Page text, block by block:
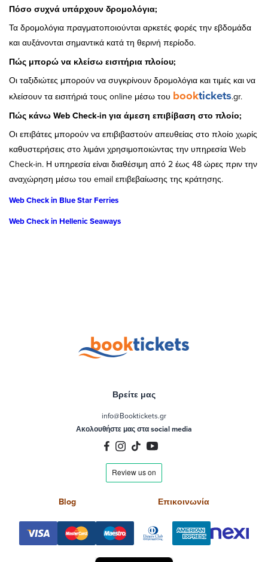
Πόσο συχνά υπάρχουν δρομολόγια;
Τα δρομολόγια πραγματοποιούνται αρκετές φορές την εβδομάδα
και αυξάνονται σημαντικά κατά τη θερινή περίοδο.
Πώς μπορώ να κλείσω εισιτήρια πλοίου;
Οι ταξιδιώτες μπορούν να συγκρίνουν δρομολόγια και τιμές και να
κλείσουν τα εισιτήριά τους online μέσω του booktickets.gr.
Πώς κάνω Web Check-in για άμεση επιβίβαση στο πλοίο;
Οι επιβάτες μπορούν να επιβιβαστούν απευθείας στο πλοίο χωρίς
καθυστερήσεις στο λιμάνι χρησιμοποιώντας την υπηρεσία Web
Check-in. Η υπηρεσία είναι διαθέσιμη από 2 έως 48 ώρες πριν την
αναχώρηση μέσω του email επιβεβαίωσης της κράτησης.
Web Check in Blue Star Ferries
Web Check in Hellenic Seaways
Βρείτε μας
info@Booktickets.gr
Ακολουθήστε μας στα social media
Blog Επικοινωνία